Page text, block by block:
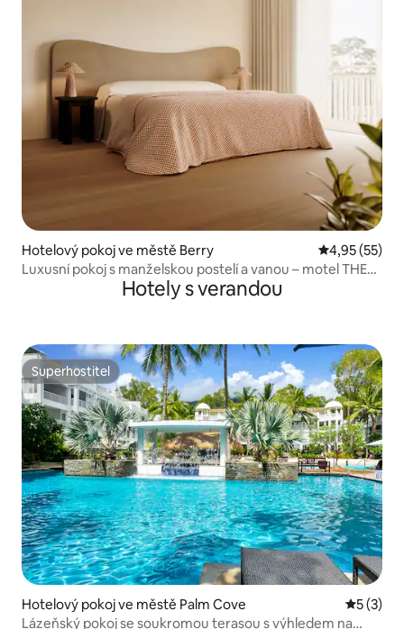
Hotelový pokoj ve městě Berry Průměrné
4,95 (55)
Luxusní pokoj s manželskou postelí a vanou – motel THE
Hotely s verandou
Superhostitel
Superhostitel
Hotelový pokoj ve městě Palm Cove
5 (3)
Lázeňský pokoj se soukromou terasou s výhledem na